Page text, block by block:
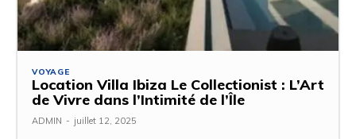
VOYAGE
Location Villa Ibiza Le Collectionist : L’Art
de Vivre dans l’Intimité de l’Île
ADMIN - juillet 12, 2025